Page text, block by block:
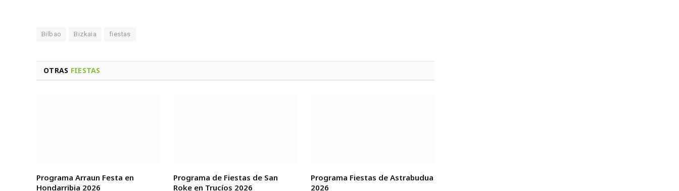
Bilbao Bizkaia fiestas
OTRAS FIESTAS
Programa Arraun Festa en
Hondarribia 2026
Programa de Fiestas de San
Roke en Trucíos 2026
Programa Fiestas de Astrabudua
2026